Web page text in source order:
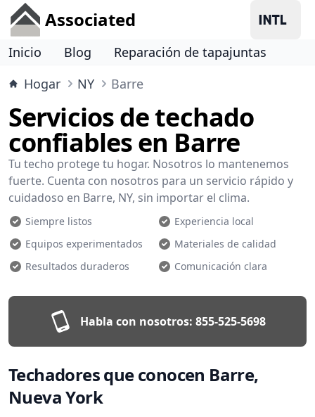
Associated
Inicio Blog
Reparación de tapajuntas
Hogar
NY Barre
Servicios de techado
confiables en Barre
Tu techo protege tu hogar. Nosotros lo mantenemos
fuerte. Cuenta con nosotros para un servicio rápido y
cuidadoso en Barre, NY, sin importar el clima.
Siempre listos
Experiencia local
Equipos experimentados
Materiales de calidad
Resultados duraderos
Comunicación clara
Habla con nosotros: 855-525-5698
Techadores que conocen Barre,
Nueva York